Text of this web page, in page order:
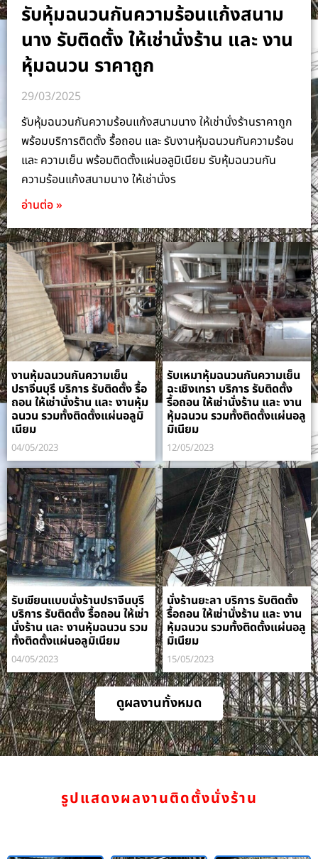
รับหุ้มฉนวนกันความร้อนแก้งสนาม
นาง รับติดตั้ง ให้เช่านั่งร้าน และ งาน
หุ้มฉนวน ราคาถูก
29/03/2025
รับหุ้มฉนวนกันความร้อนแก้งสนามนาง ให้เช่านั่งร้านราคาถูก
พร้อมบริการติดตั้ง รื้อถอน และ รับงานหุ้มฉนวนกันความร้อน
และ ความเย็น พร้อมติดตั้งแผ่นอลูมิเนียม รับหุ้มฉนวนกัน
ความร้อนแก้งสนามนาง ให้เช่านั่งร
อ่านต่อ »
งานหุ้มฉนวนกันความเย็น
ปราจีนบุรี บริการ รับติดตั้ง รื้อ
ถอน ให้เช่านั่งร้าน และ งานหุ้ม
ฉนวน รวมทั้งติดตั้งแผ่นอลูมิ
เนียม
04/05/2023
รับเหมาหุ้มฉนวนกันความเย็น
ฉะเชิงเทรา บริการ รับติดตั้ง
รื้อถอน ให้เช่านั่งร้าน และ งาน
หุ้มฉนวน รวมทั้งติดตั้งแผ่นอลู
มิเนียม
12/05/2023
รับเขียนแบบนั่งร้านปราจีนบุรี
บริการ รับติดตั้ง รื้อถอน ให้เช่า
นั่งร้าน และ งานหุ้มฉนวน รวม
ทั้งติดตั้งแผ่นอลูมิเนียม
04/05/2023
นั่งร้านยะลา บริการ รับติดตั้ง
รื้อถอน ให้เช่านั่งร้าน และ งาน
หุ้มฉนวน รวมทั้งติดตั้งแผ่นอลู
มิเนียม
15/05/2023
ดูผลงานทั้งหมด
รูปแสดงผลงานติดตั้งนั่งร้าน